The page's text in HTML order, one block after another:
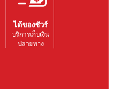
ได้ของชัวร์
บริการเก็บเงิน
ปลายทาง